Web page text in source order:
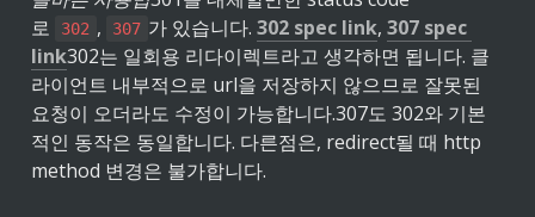
로
302 , 307 가 있습니다. 302 spec link, 307 spec
link302는 일회용 리다이렉트라고 생각하면 됩니다. 클
라이언트 내부적으로 url을 저장하지 않으므로 잘못된
요청이 오더라도 수정이 가능합니다.307도 302와 기본
적인 동작은 동일합니다. 다른점은, redirect될 때 http
method 변경은 불가합니다.